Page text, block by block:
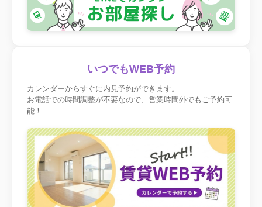
いつでもWEB予約
カレンダーからすぐに内見予約ができます。
お電話での時間調整が不要なので、営業時間外でもご予約可
能！